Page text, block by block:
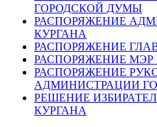
ГОРОДСКОЙ ДУМЫ
РАСПОРЯЖЕНИЕ
КУРГАНА
РАСПОРЯЖЕНИЕ
РАСПОРЯЖЕНИЕ МЭР
РАСПОРЯЖЕНИЕ
АДМИНИСТРАЦИИ
РЕШЕНИЕ
КУРГАНА